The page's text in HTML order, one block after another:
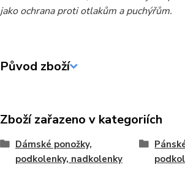
jako ochrana proti otlakům a puchýřům.
Původ zboží
Zboží zařazeno v kategoriích
Dámské ponožky,
podkolenky, nadkolenky